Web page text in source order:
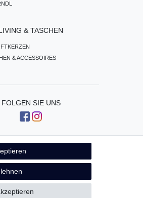
& TASCHEN
& ACCESSOIRES
FOLGEN SIE UNS